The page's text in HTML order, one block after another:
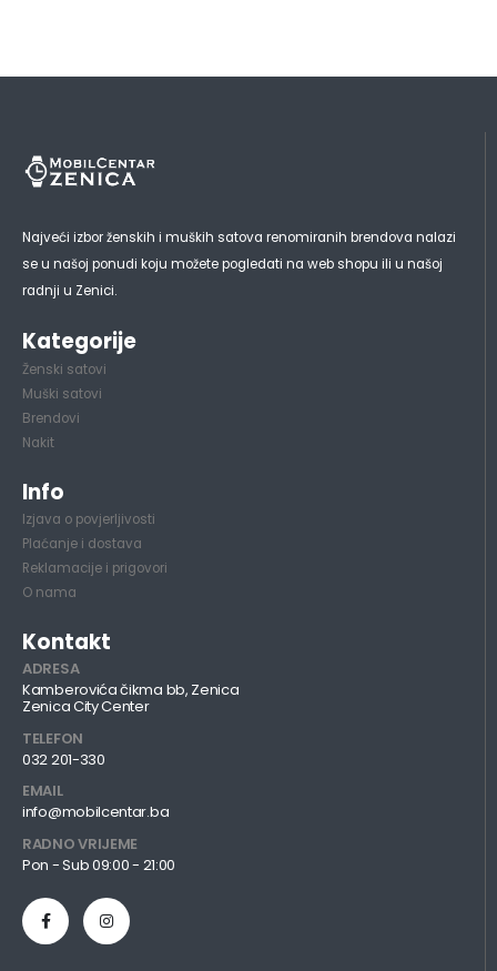
Najveći izbor ženskih i muških satova renomiranih brendova nalazi
se u našoj ponudi koju možete pogledati na web shopu ili u našoj
radnji u Zenici.
Kategorije
Ženski satovi
Muški satovi
Brendovi
Nakit
Info
Izjava o povjerljivosti
Plaćanje i dostava
Reklamacije i prigovori
O nama
Kontakt
ADRESA
Kamberovića čikma bb, Zenica
Zenica City Center
TELEFON
032 201-330
EMAIL
info@mobilcentar.ba
RADNO VRIJEME
Pon - Sub 09:00 - 21:00